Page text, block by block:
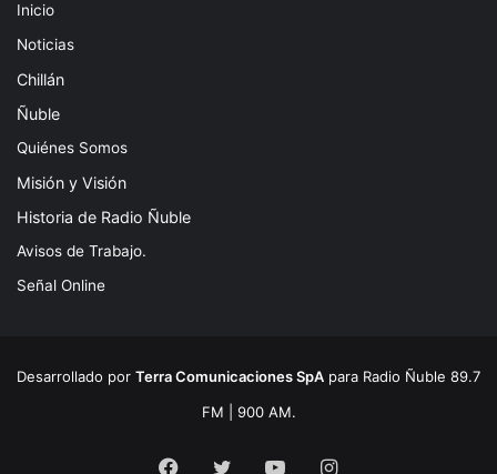
Inicio
Noticias
Chillán
Ñuble
Quiénes Somos
Misión y Visión
Historia de Radio Ñuble
Avisos de Trabajo.
Señal Online
Desarrollado por Terra Comunicaciones SpA para Radio Ñuble 89.7
FM | 900 AM.
Facebook
Twitter YouTubeInstagram